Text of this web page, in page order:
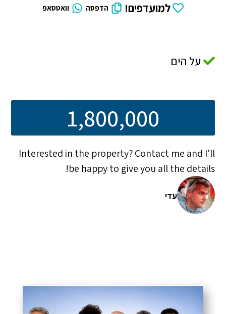
למועדפים! הדפסה וואטסאפ
על הים
1,800,000
Interested in the property? Contact me and I'll
be happy to give you all the details!
עדי